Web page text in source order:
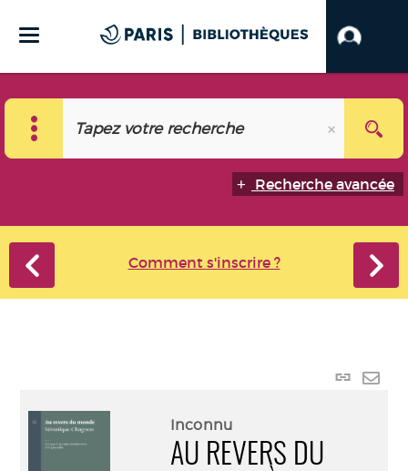
Recherche avancée
Comment s'inscrire ?
Lien
Inconnu
AU REVERS DU